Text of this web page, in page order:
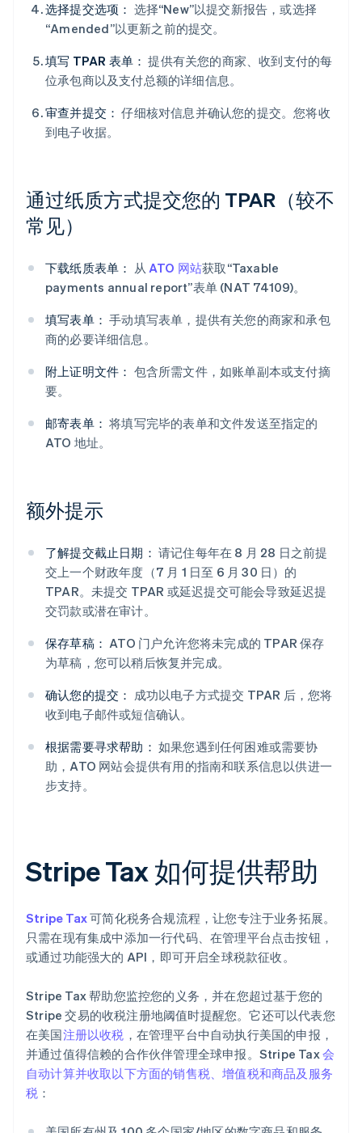
选择提交选项： 选择“New”以提交新报告，或选择
“Amended”以更新之前的提交。
填写 TPAR 表单： 提供有关您的商家、收到支付的每
位承包商以及支付总额的详细信息。
审查并提交： 仔细核对信息并确认您的提交。您将收
到电子收据。
通过纸质方式提交您的 TPAR（较不
常见）
下载纸质表单： 从ATO 网站获取“Taxable
payments annual report”表单 (NAT 74109)。
填写表单： 手动填写表单，提供有关您的商家和承包
商的必要详细信息。
附上证明文件： 包含所需文件，如账单副本或支付摘
要。
邮寄表单： 将填写完毕的表单和文件发送至指定的
ATO 地址。
额外提示
了解提交截止日期： 请记住每年在 8 月 28 日之前提
交上一个财政年度（7 月 1 日至 6 月 30 日）的
TPAR。未提交 TPAR 或延迟提交可能会导致延迟提
交罚款或潜在审计。
保存草稿： ATO 门户允许您将未完成的 TPAR 保存
为草稿，您可以稍后恢复并完成。
确认您的提交： 成功以电子方式提交 TPAR 后，您将
收到电子邮件或短信确认。
根据需要寻求帮助： 如果您遇到任何困难或需要协
助，ATO 网站会提供有用的指南和联系信息以供进一
步支持。
Stripe Tax 如何提供帮助
Stripe Tax可简化税务合规流程，让您专注于业务拓展。
只需在现有集成中添加一行代码、在管理平台点击按钮，
或通过功能强大的 API，即可开启全球税款征收。
Stripe Tax 帮助您监控您的义务，并在您超过基于您的
Stripe 交易的收税注册地阈值时提醒您。它还可以代表您
在美国注册以收税 ，在管理平台中自动执行美国的申报，
并通过值得信赖的合作伙伴管理全球申报。Stripe Tax会
自动计算并收取以下方面的销售税、增值税和商品及服务
税 ：